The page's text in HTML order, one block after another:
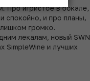
Про игристое в бокале,
спокойно, и про планы,
громко.
лекалам, новый SWN
SimpleWine и лучших